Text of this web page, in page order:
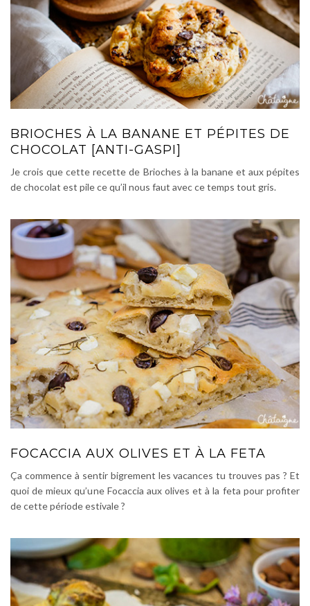
BRIOCHES À LA BANANE ET PÉPITES DE
CHOCOLAT [ANTI-GASPI]
Je crois que cette recette de Brioches à la banane et aux pépites
de chocolat est pile ce qu’il nous faut avec ce temps tout gris.
FOCACCIA AUX OLIVES ET À LA FETA
Ça commence à sentir bigrement les vacances tu trouves pas ? Et
quoi de mieux qu’une Focaccia aux olives et à la feta pour profiter
de cette période estivale ?